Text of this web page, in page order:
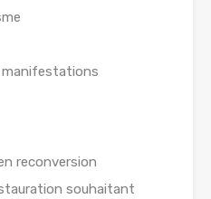
manifestations
reconversion
souhaitant